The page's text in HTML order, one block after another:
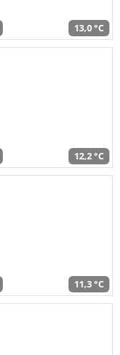
13,0 °C
12,2 °C
11,3 °C